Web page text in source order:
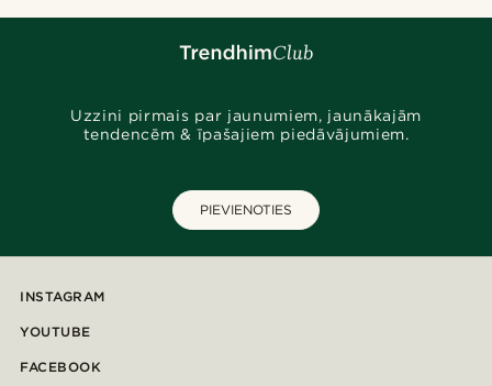
Uzzini pirmais par jaunumiem, jaunākajām
tendencēm & īpašajiem piedāvājumiem.
PIEVIENOTIES
INSTAGRAM
YOUTUBE
FACEBOOK